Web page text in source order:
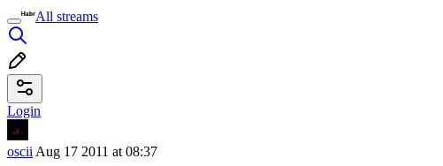
All streams
Login
oscii Aug 17 2011 at 08:37